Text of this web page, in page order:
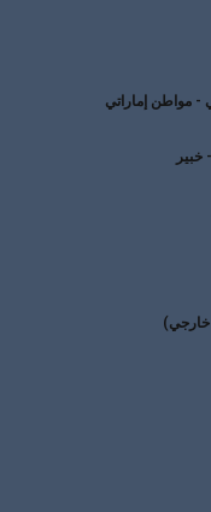
- مواطن إماراتي